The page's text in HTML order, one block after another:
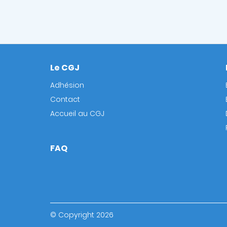
Footer
Le CGJ
Adhésion
Contact
Accueil au CGJ
FAQ
© Copyright 2026